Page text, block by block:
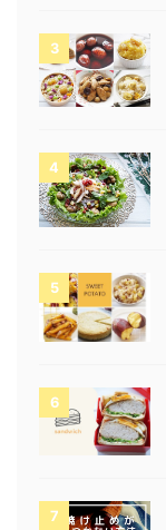
3
4
5
6
7